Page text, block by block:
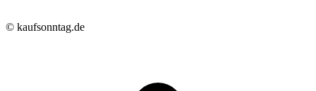
© kaufsonntag.de